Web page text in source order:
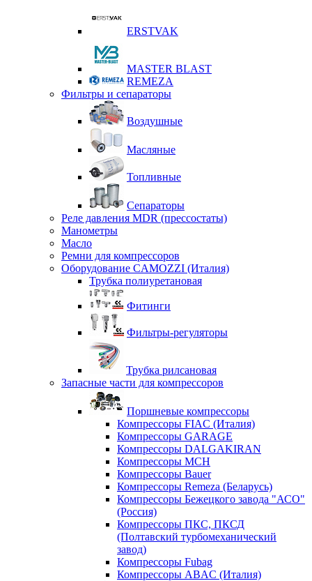
ERSTVAK
MASTER BLAST
REMEZA
Фильтры и сепараторы
Воздушные
Масляные
Топливные
Сепараторы
Реле давления MDR (прессостаты)
Манометры
Масло
Ремни для компрессоров
Оборудование CAMOZZI (Италия)
Трубка полиуретановая
Фитинги
Фильтры-регуляторы
Трубка рилсановая
Запасные части для компрессоров
Поршневые компрессоры
Компрессоры FIAC (Италия)
Компрессоры GARAGE
Компрессоры DALGAKIRAN
Компрессоры MCH
Компрессоры Bauer
Компрессоры Remeza (Беларусь)
Компрессоры Бежецкого завода "АСО"
(Россия)
Компрессоры ПКС, ПКСД
(Полтавский турбомеханический
завод)
Компрессоры Fubag
Компрессоры ABAC (Италия)